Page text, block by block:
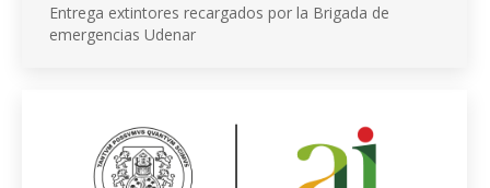
Entrega extintores recargados por la Brigada de
emergencias Udenar